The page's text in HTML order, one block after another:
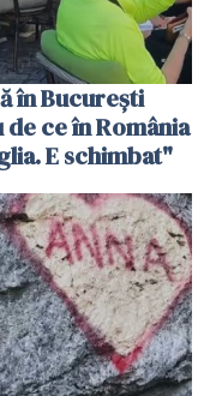
în București
de ce în România
E schimbat"